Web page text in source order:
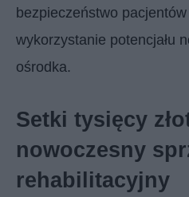
bezpieczeństwo
wykorzystanie potencjału
ośrodka.
Setki tysięcy
nowoczesny
rehabilitacyjny